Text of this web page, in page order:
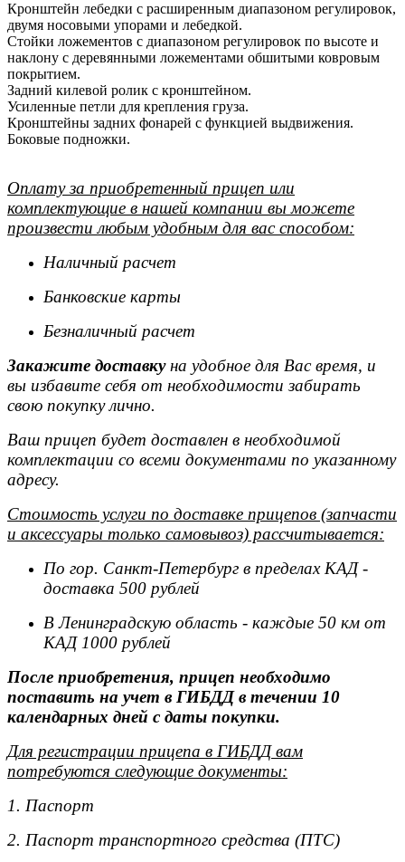
Кронштейн лебедки с расширенным диапазоном регулировок,
двумя носовыми упорами и лебедкой.
Стойки ложементов с диапазоном регулировок по высоте и
наклону с деревянными ложементами обшитыми ковровым
покрытием.
Задний килевой ролик с кронштейном.
Усиленные петли для крепления груза.
Кронштейны задних фонарей с функцией выдвижения.
Боковые подножки.
Оплату за приобретенный прицеп или
комплектующие в нашей компании вы можете
произвести любым удобным для вас способом:
Наличный расчет
Банковские карты
Безналичный расчет
Закажите доставкуна удобное для Вас время, и
вы избавите себя от необходимости забирать
свою покупку лично.
Ваш прицеп будет доставлен в необходимой
комплектации со всеми документами по указанному
адресу.
Стоимость услуги по доставке прицепов (запчасти
и аксессуары только самовывоз) рассчитывается:
По гор. Санкт-Петербург в пределах КАД -
доставка 500 рублей
В Ленинградскую область - каждые 50 км от
КАД 1000 рублей
После приобретения, прицеп необходимо
поставить на учет в ГИБДД в течении 10
календарных дней с даты покупки.
Для регистрации прицепа в ГИБДД вам
потребуются следующие документы:
1. Паспорт
2. Паспорт транспортного средства (ПТС)